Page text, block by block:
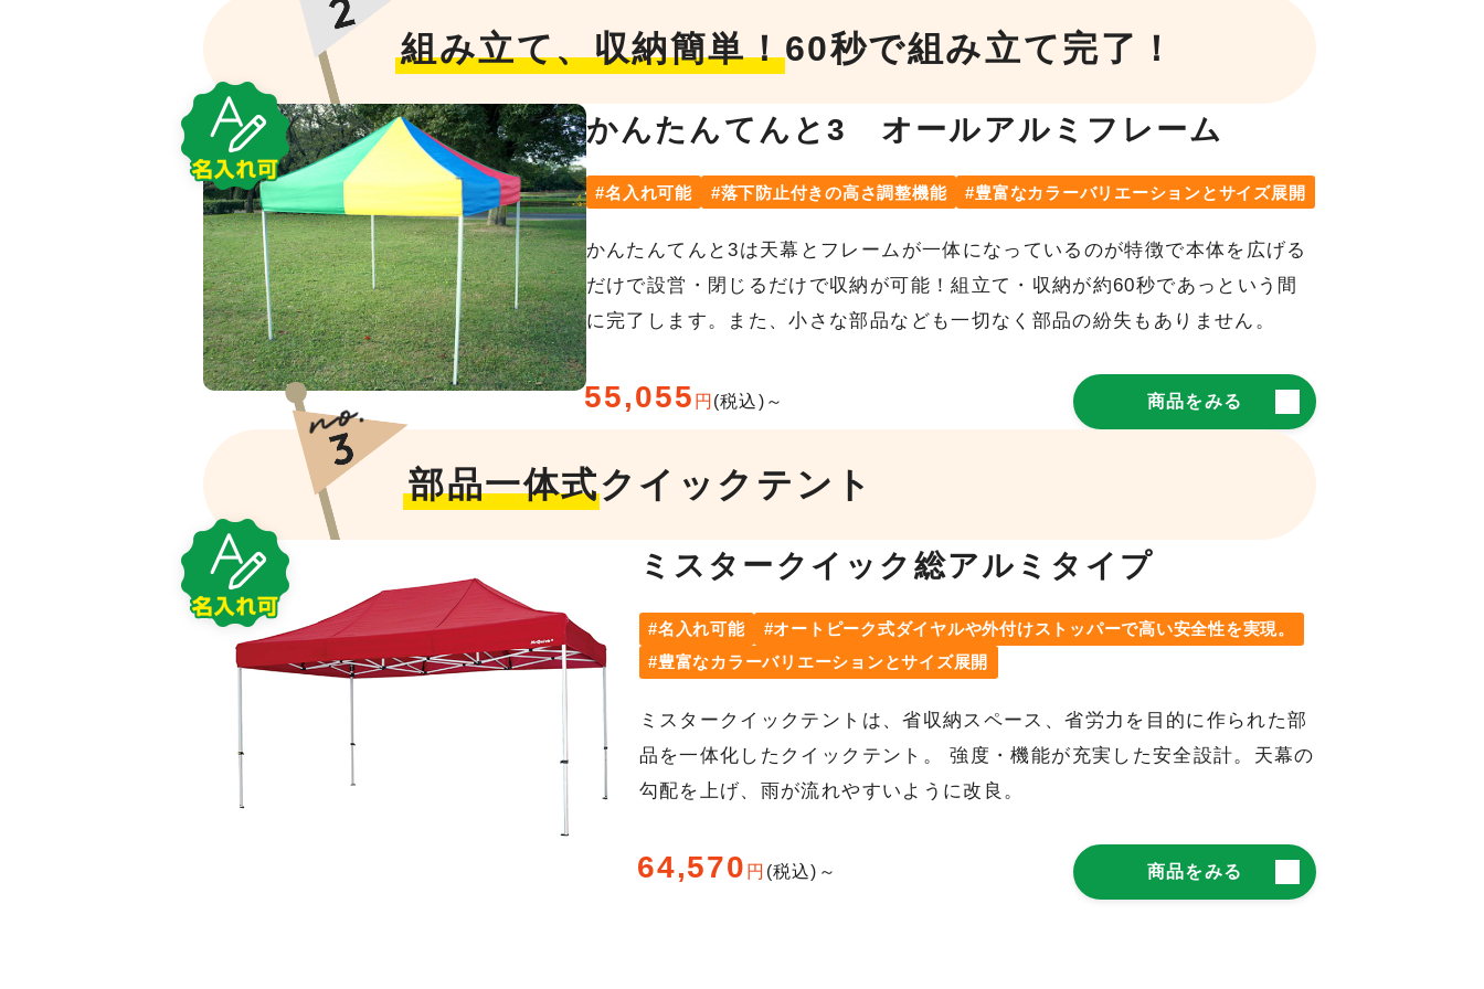
組み立て、収納簡単！60秒で組み立て完了！
かんたんてんと3 オールアルミフレーム
名入れ可能 落下防止付きの高さ調整機能 豊富なカラーバリエーションとサイズ展開
かんたんてんと3は天幕とフレームが一体になっているのが特徴で本体を広げる
だけで設営・閉じるだけで収納が可能！組立て・収納が約60秒であっという間
に完了します。また、小さな部品なども一切なく部品の紛失もありません。
55,055 円 (税込)～ 商品をみる
部品一体式クイックテント
ミスタークイック総アルミタイプ
名入れ可能
オートピーク式ダイヤルや外付けストッパーで高い安全性を実現。
豊富なカラーバリエーションとサイズ展開
ミスタークイックテントは、省収納スペース、省労力を目的に作られた部
品を一体化したクイックテント。 強度・機能が充実した安全設計。天幕の
勾配を上げ、雨が流れやすいように改良。
64,570 円 (税込)～ 商品をみる